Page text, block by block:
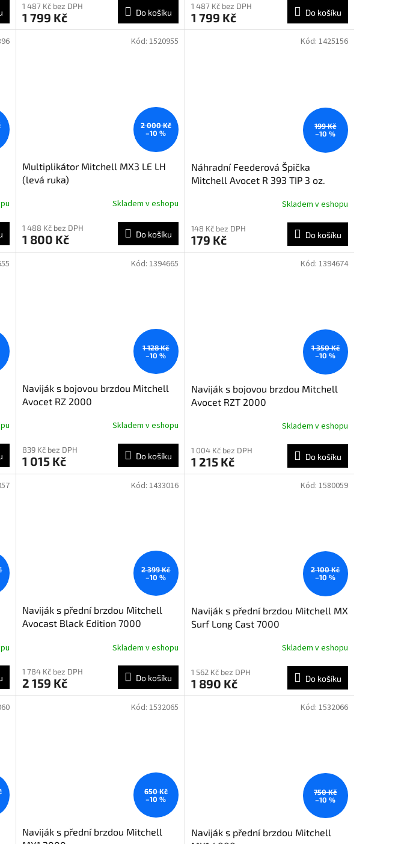
1 487 Kč bez DPH
1 799 Kč Do košíku
1 487 Kč bez DPH
1 799 Kč Do košíku
2 000 Kč
–10 %
Multiplikátor Mitchell MX3 LE LH
(levá ruka)
Skladem v eshopu
1 488 Kč bez DPH
1 800 Kč Do košíku
Kód: 1520955
199 Kč
–10 %
Náhradní Feederová Špička
Mitchell Avocet R 393 TIP 3 oz.
Skladem v eshopu
148 Kč bez DPH
179 Kč Do košíku
Kód: 1425156
1 128 Kč
–10 %
Naviják s bojovou brzdou Mitchell
Avocet RZ 2000
Skladem v eshopu
839 Kč bez DPH
1 015 Kč Do košíku
Kód: 1394665
1 350 Kč
–10 %
Naviják s bojovou brzdou Mitchell
Avocet RZT 2000
Skladem v eshopu
1 004 Kč bez DPH
1 215 Kč Do košíku
Kód: 1394674
2 399 Kč
–10 %
Naviják s přední brzdou Mitchell
Avocast Black Edition 7000
Skladem v eshopu
1 784 Kč bez DPH
2 159 Kč Do košíku
Kód: 1433016
2 100 Kč
–10 %
Naviják s přední brzdou Mitchell MX
Surf Long Cast 7000
Skladem v eshopu
1 562 Kč bez DPH
1 890 Kč Do košíku
Kód: 1580059
650 Kč
–10 %
Naviják s přední brzdou Mitchell
Kód: 1532065
750 Kč
–10 %
Naviják s přední brzdou Mitchell
Kód: 1532066